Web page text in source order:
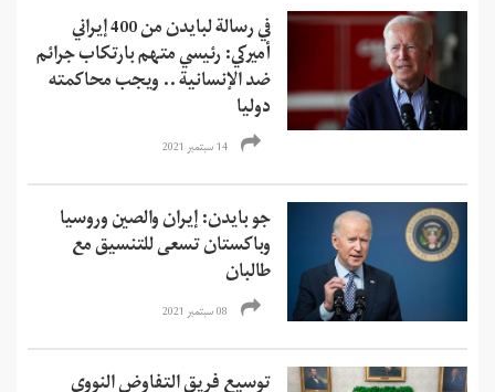
في رسالة لبايدن من 400 إيراني
أميركي: رئيسي متهم بارتكاب جرائم
ضد الإنسانية .. ويجب محاكمته
دوليا
14 سبتمبر 2021
جو بايدن: إيران والصين وروسيا
وباكستان تسعى للتنسيق مع
طالبان
08 سبتمبر 2021